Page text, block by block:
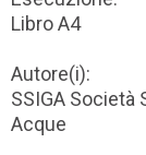
Libro A4
Autore(i):
SSIGA Società
Acque